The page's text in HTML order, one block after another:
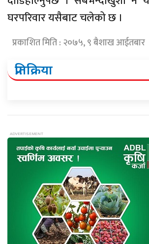
घरपरिवार यसैबाट चलेको छ ।
प्रकाशित मिति : २०७५, ९ बैशाख
प्रतिक्रिया